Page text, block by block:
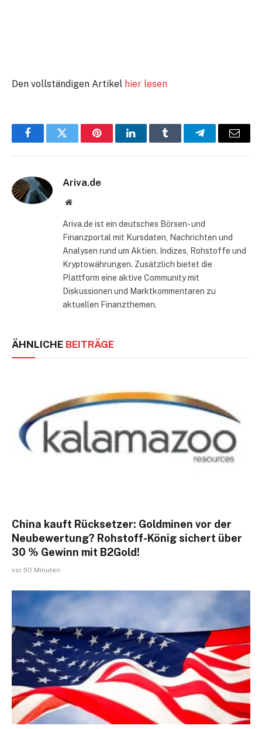
Den vollständigen Artikel hier lesen
FacebookTwitter PinterestLinkedInTumblr TelegramE-
Ariva.de
Website
Ariva.de ist ein deutsches Börsen- und
Finanzportal mit Kursdaten, Nachrichten und
Analysen rund um Aktien, Indizes, Rohstoffe und
Kryptowährungen. Zusätzlich bietet die
Plattform eine aktive Community mit
Diskussionen und Marktkommentaren zu
aktuellen Finanzthemen.
ÄHNLICHE BEITRÄGE
​​​​​​​China kauft Rücksetzer: Goldminen vor der
Neubewertung? Rohstoff-König sichert über
30 % Gewinn mit B2Gold!
vor 50 Minuten